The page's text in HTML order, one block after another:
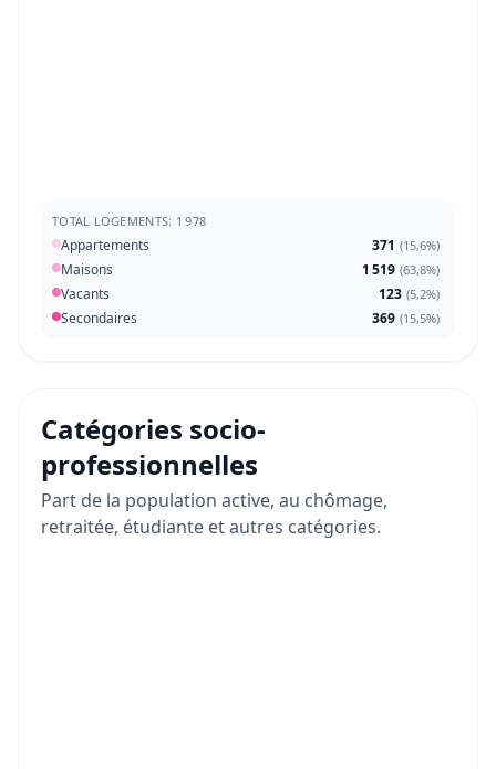
TOTAL LOGEMENTS: 1 978
Appartements 371 (15,6%)
Maisons 1 519 (63,8%)
Vacants 123 (5,2%)
Secondaires 369 (15,5%)
Catégories socio-
professionnelles
Part de la population active, au chômage,
retraitée, étudiante et autres catégories.